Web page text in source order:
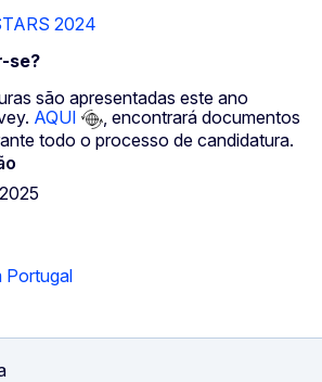
2024
se?
são apresentadas este ano
AQUI
, encontrará documentos
todo o processo de candidatura.
Portugal